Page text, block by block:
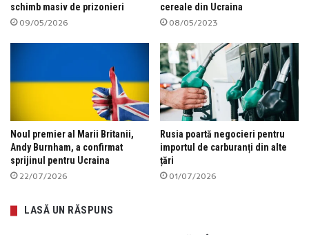
schimb masiv de prizonieri
09/05/2026
cereale din Ucraina
08/05/2023
Noul premier al Marii Britanii,
Andy Burnham, a confirmat
sprijinul pentru Ucraina
22/07/2026
Rusia poartă negocieri pentru
importul de carburanți din alte
țări
01/07/2026
LASĂ UN RĂSPUNS